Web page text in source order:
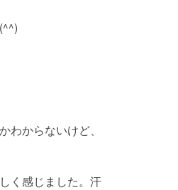
わからないけど、
く感じました。汗